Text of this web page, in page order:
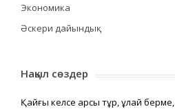
Экономика
Әскери дайындық
Нақыл сөздер
Қайғы келсе қарсы тұр, құлай берме,